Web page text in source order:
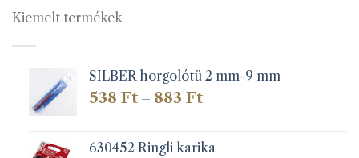
Kiemelt termékek
SILBER horgolótü 2 mm-9 mm
538 Ft – 883 FtÁrtartomány:
883 Ft
630452 Ringli karika